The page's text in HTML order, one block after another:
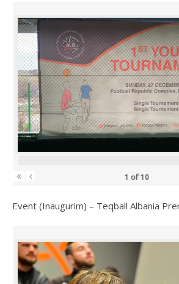
« ‹ 1 of 10
Event (Inaugurim) – Teqball Albania